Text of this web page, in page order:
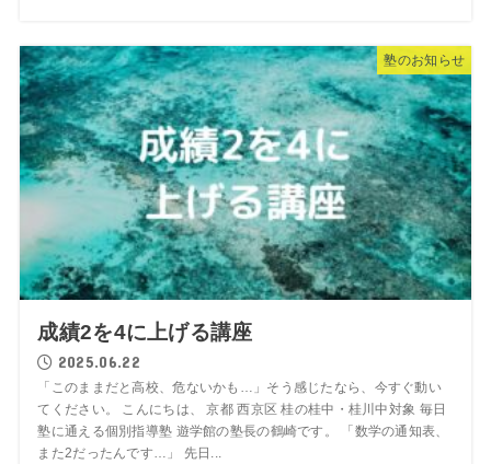
塾のお知らせ
成績2を4に上げる講座
2025.06.22
「このままだと高校、危ないかも…」そう感じたなら、今すぐ動い
てください。 こんにちは、 京都 西京区 桂の桂中・桂川中対象 毎日
塾に通える個別指導塾 遊学館の塾長の鶴崎です。 「数学の通知表、
また2だったんです…」 先日...